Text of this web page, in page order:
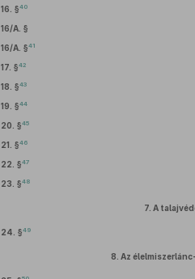
16. §40
16/A. §
16/A. §41
17. §42
18. §43
19. §44
20. §45
21. §46
22. §47
23. §48
7. A
24. §49
8. Az